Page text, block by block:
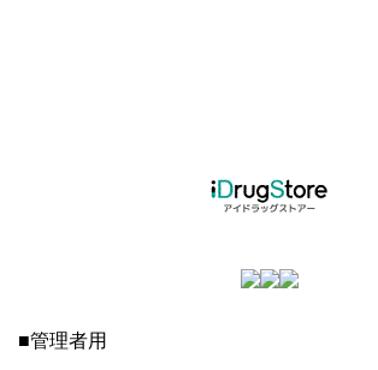
■管理者用